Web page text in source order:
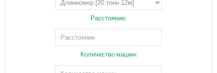
Расстояние:
Количество машин: